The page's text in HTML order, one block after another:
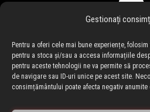
Gestionați
Pentru a oferi cele mai bune experiențe,
pentru a stoca și/sau a accesa informațiile
pentru aceste tehnologii ne va permite să
de navigare sau ID-uri unice pe acest site.
consimțământului poate afecta negativ